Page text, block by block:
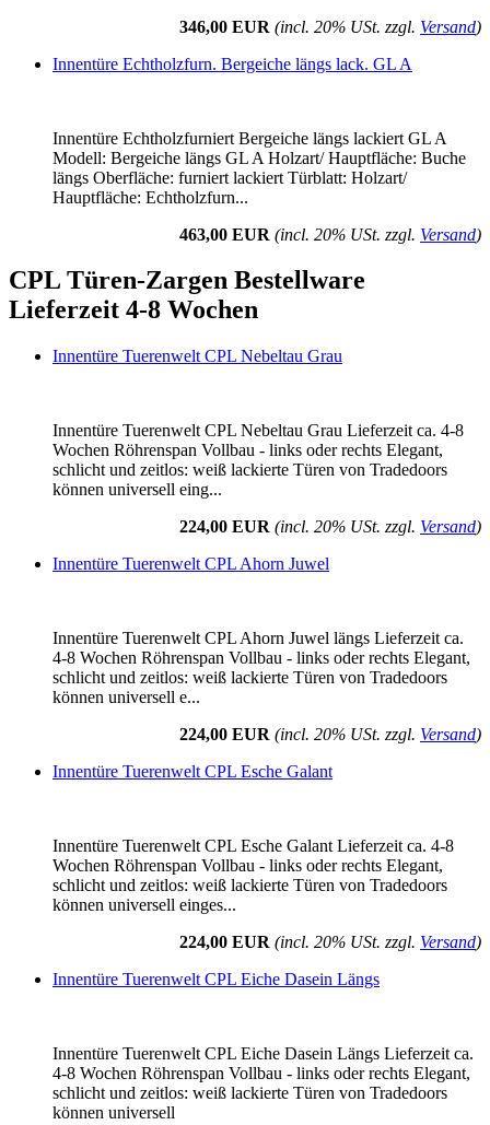
346,00 EUR (incl. 20% USt. zzgl. Versand)
Innentüre Echtholzfurn. Bergeiche längs lack. GL A
Innentüre Echtholzfurniert Bergeiche längs lackiert GL A
Modell: Bergeiche längs GL A Holzart/ Hauptfläche: Buche
längs Oberfläche: furniert lackiert Türblatt: Holzart/
Hauptfläche: Echtholzfurn...
463,00 EUR (incl. 20% USt. zzgl. Versand)
CPL Türen-Zargen Bestellware
Lieferzeit 4-8 Wochen
Innentüre Tuerenwelt CPL Nebeltau Grau
Innentüre Tuerenwelt CPL Nebeltau Grau Lieferzeit ca. 4-8
Wochen Röhrenspan Vollbau - links oder rechts Elegant,
schlicht und zeitlos: weiß lackierte Türen von Tradedoors
können universell eing...
224,00 EUR (incl. 20% USt. zzgl. Versand)
Innentüre Tuerenwelt CPL Ahorn Juwel
Innentüre Tuerenwelt CPL Ahorn Juwel längs Lieferzeit ca.
4-8 Wochen Röhrenspan Vollbau - links oder rechts Elegant,
schlicht und zeitlos: weiß lackierte Türen von Tradedoors
können universell e...
224,00 EUR (incl. 20% USt. zzgl. Versand)
Innentüre Tuerenwelt CPL Esche Galant
Innentüre Tuerenwelt CPL Esche Galant Lieferzeit ca. 4-8
Wochen Röhrenspan Vollbau - links oder rechts Elegant,
schlicht und zeitlos: weiß lackierte Türen von Tradedoors
können universell einges...
224,00 EUR (incl. 20% USt. zzgl. Versand)
Innentüre Tuerenwelt CPL Eiche Dasein Längs
Innentüre Tuerenwelt CPL Eiche Dasein Längs Lieferzeit ca.
4-8 Wochen Röhrenspan Vollbau - links oder rechts Elegant,
schlicht und zeitlos: weiß lackierte Türen von Tradedoors
können universell